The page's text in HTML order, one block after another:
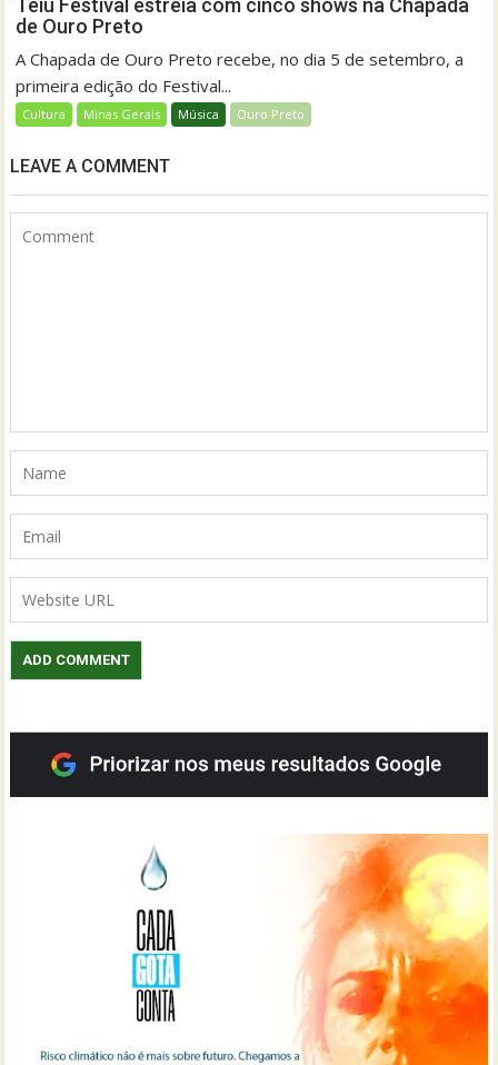
Teiú Festival estreia com cinco shows na Chapada
de Ouro Preto
A Chapada de Ouro Preto recebe, no dia 5 de setembro, a
primeira edição do Festival...
Cultura Minas Gerais Música Ouro Preto
LEAVE A COMMENT